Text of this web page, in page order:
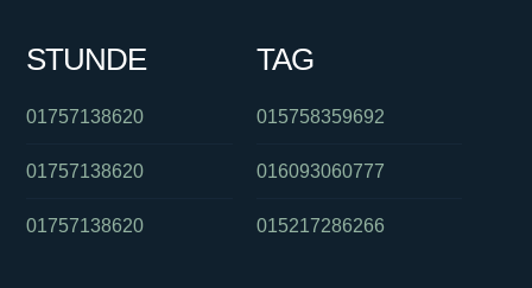
STUNDE
01757138620
01757138620
01757138620
TAG
015758359692
016093060777
015217286266